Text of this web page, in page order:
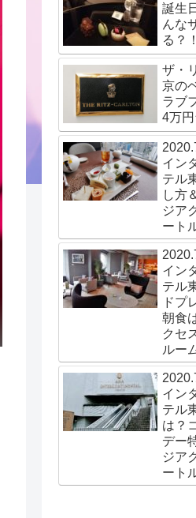
誕生
んな
る？！
ザ・
京の
ラブ
4万
イン
テル
し方
ジア
ート
イン
テル
ドプ
朝食
クセ
ルー
イン
テル
は？
デー
ジア
ート